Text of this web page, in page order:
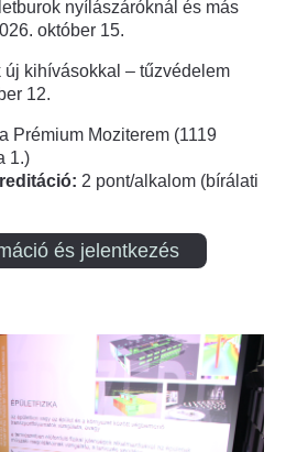
nyílászáróknál és más
október 15.
új kihívásokkal – tűzvédelem
12.
Prémium Moziterem (1119
1.)
2 pont/alkalom (bírálati
és jelentkezés